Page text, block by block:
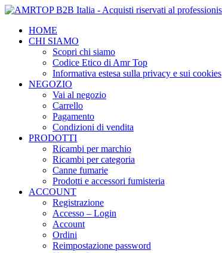
HOME
CHI SIAMO
Scopri chi siamo
Codice Etico di Amr Top
Informativa estesa sulla privacy e sui cookies
NEGOZIO
Vai al negozio
Carrello
Pagamento
Condizioni di vendita
PRODOTTI
Ricambi per marchio
Ricambi per categoria
Canne fumarie
Prodotti e accessori fumisteria
ACCOUNT
Registrazione
Accesso – Login
Account
Ordini
Reimpostazione password